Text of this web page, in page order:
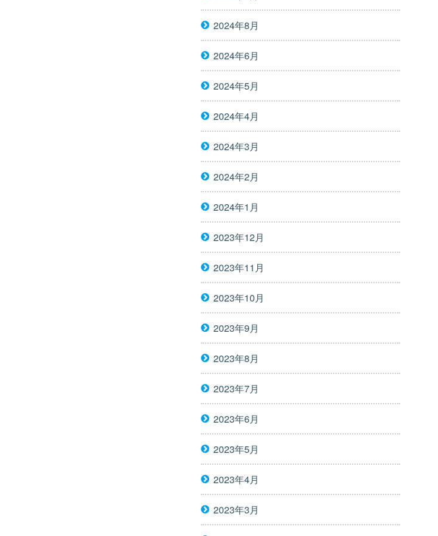
2024年8月
2024年6月
2024年5月
2024年4月
2024年3月
2024年2月
2024年1月
2023年12月
2023年11月
2023年10月
2023年9月
2023年8月
2023年7月
2023年6月
2023年5月
2023年4月
2023年3月